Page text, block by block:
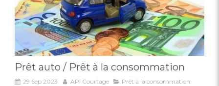
Prêt auto / Prêt à la consommation
29 Sep 2023 API Courtage Prêt à la consommation